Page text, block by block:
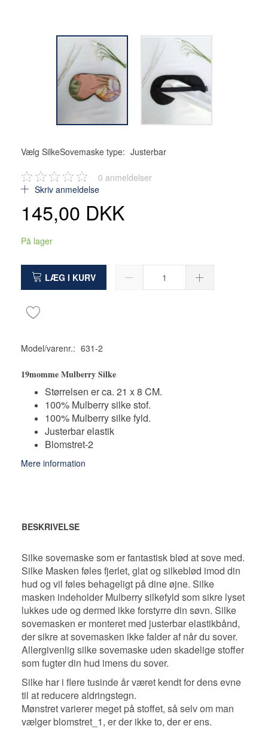
Vælg SilkeSovemaske type: Justerbar
0 anmeldelser
Skriv anmeldelse
145,00 DKK
På lager
LÆG I KURV
Model/varenr.: 631-2
19momme Mulberry Silke
Størrelsen er ca. 21 x 8 CM.
100% Mulberry silke stof.
100% Mulberry silke fyld.
Justerbar elastik
Blomstret-2
Mere information
BESKRIVELSE
Silke sovemaske som er fantastisk blød at sove med.
Silke Masken føles fjerlet, glat og silkeblød imod din
hud og vil føles behageligt på dine øjne. Silke
masken indeholder Mulberry silkefyld som sikre lyset
lukkes ude og dermed ikke forstyrre din søvn. Silke
sovemasken er monteret med justerbar elastikbånd,
der sikre at sovemasken ikke falder af når du sover.
Allergivenlig silke sovemaske uden skadelige stoffer
som fugter din hud imens du sover.
Silke har i flere tusinde år været kendt for dens evne
til at reducere aldringstegn.
Mønstret varierer meget på stoffet, så selv om man
vælger blomstret_1, er der ikke to, der er ens.